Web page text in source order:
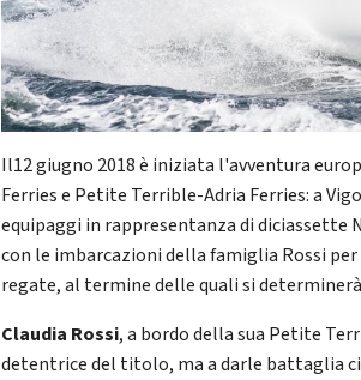
Il12 giugno 2018 è iniziata l'avventura
Ferries e Petite Terrible-Adria Ferries: a
equipaggi in rappresentanza di diciassette
con le imbarcazioni della famiglia Rossi
regate, al termine delle quali si
Claudia Rossi, a bordo della sua Petite
detentrice del titolo, ma a darle battaglia